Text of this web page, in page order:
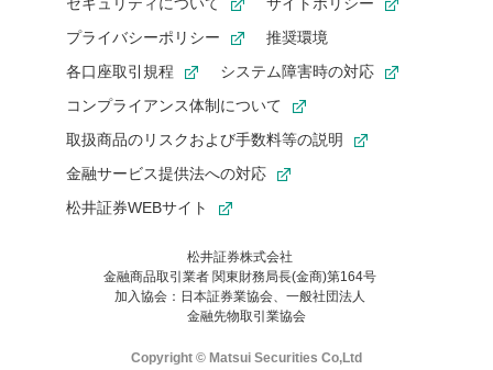
セキュリティについて
サイトポリシー
プライバシーポリシー
推奨環境
各口座取引規程
システム障害時の対応
コンプライアンス体制について
取扱商品のリスクおよび手数料等の説明
金融サービス提供法への対応
松井証券WEBサイト
松井証券株式会社
金融商品取引業者 関東財務局長(金商)第164号
加入協会：日本証券業協会、一般社団法人
金融先物取引業協会
Copyright © Matsui Securities Co,Ltd
お気に入り機能は松井証券の会員限定の機能です。
お気に入り登録いただくと、後からいつでもお気に入りのコンテ
ンツを一覧でご確認いただけます。
ご利用いただくには口座開設が必要です。